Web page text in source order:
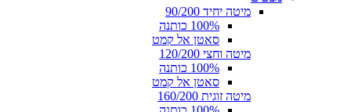
מיטה יחיד 90/200
100% כותנה
סאטן אל קמט
מיטה וחצי 120/200
100% כותנה
סאטן אל קמט
מיטה זוגית 160/200